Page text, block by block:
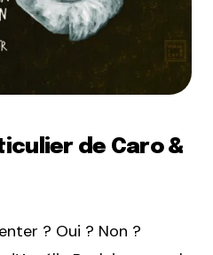
de Caro &
? Oui ? Non ?